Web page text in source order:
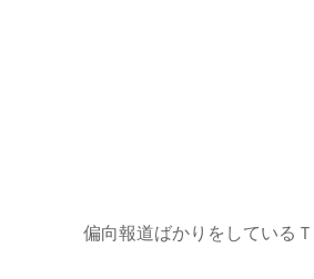
偏向報道ばかりをしている